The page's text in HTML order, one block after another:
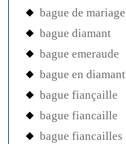
bague de mariage
bague diamant
bague emeraude
bague en diamant
bague fiançaille
bague fiancaille
bague fiancailles